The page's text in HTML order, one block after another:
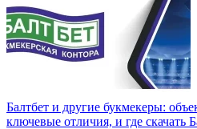
Балтбет и другие букмекеры:
ключевые отличия, и где скачать